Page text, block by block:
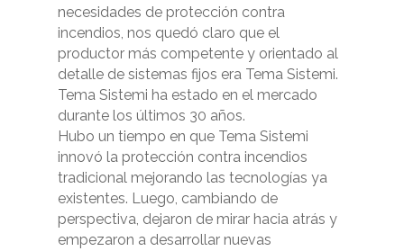
necesidades de protección contra
incendios, nos quedó claro que el
productor más competente y orientado al
detalle de sistemas fijos era Tema Sistemi.
Tema Sistemi ha estado en el mercado
durante los últimos 30 años.
Hubo un tiempo en que Tema Sistemi
innovó la protección contra incendios
tradicional mejorando las tecnologías ya
existentes. Luego, cambiando de
perspectiva, dejaron de mirar hacia atrás y
empezaron a desarrollar nuevas